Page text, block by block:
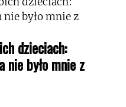
dzieciach:
nie było mnie z